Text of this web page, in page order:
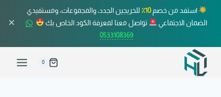
استفد من خصم10٪
للخريجين الجدد، والمجموعات، ومستفيدي
الضمان الاجتماعي
تواصل معنا لمعرفة الكود الخاص بك
0533108369
✕
0